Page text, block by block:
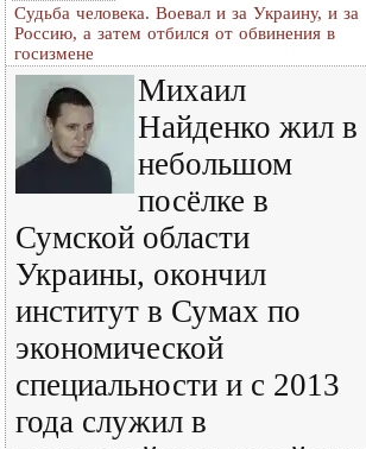
Судьба человека. Воевал и за Украину, и за
Россию, а затем отбился от обвинения в
госизмене
Михаил
Найденко жил в
небольшом
посёлке в
Сумской области
Украины, окончил
институт в Сумах по
экономической
специальности и с 2013
года служил в